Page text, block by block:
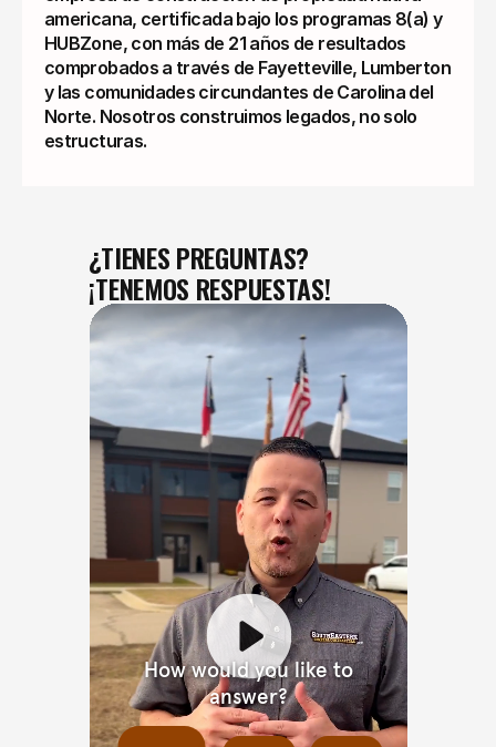
americana, certificada bajo los programas 8(a) y
HUBZone, con más de 21 años de resultados
comprobados a través de Fayetteville, Lumberton
y las comunidades circundantes de Carolina del
Norte. Nosotros construimos legados, no solo
estructuras.
¿TIENES PREGUNTAS?
¡TENEMOS RESPUESTAS!